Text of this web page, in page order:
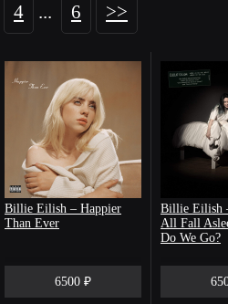
4 ... 6 >>
Billie Eilish – Happier
Than Ever
6500 ₽
Billie Eilish
All Fall
Do We Go?